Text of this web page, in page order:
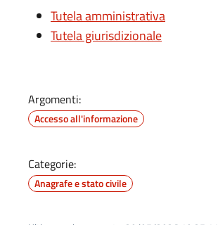
Tutela amministrativa
Tutela giurisdizionale
Argomenti:
Accesso all'informazione
Categorie:
Anagrafe e stato civile